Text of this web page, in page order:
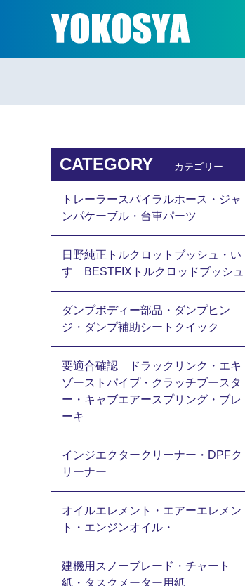
CATEGORY カテゴリー
トレーラースパイラルホース・ジャ
ンパケーブル・台車パーツ
日野純正トルクロットブッシュ・い
すゞBESTFIXトルクロッドブッシュ
ダンプボディー部品・ダンプヒン
ジ・ダンプ補助シートクイック
要適合確認 ドラックリンク・エキ
ゾーストパイプ・クラッチブースタ
ー・キャブエアースプリング・ブレ
ーキ
インジエクタークリーナー・DPFク
リーナー
オイルエレメント・エアーエレメン
ト・エンジンオイル・
建機用スノーブレード・チャート
紙・タスクメーター用紙